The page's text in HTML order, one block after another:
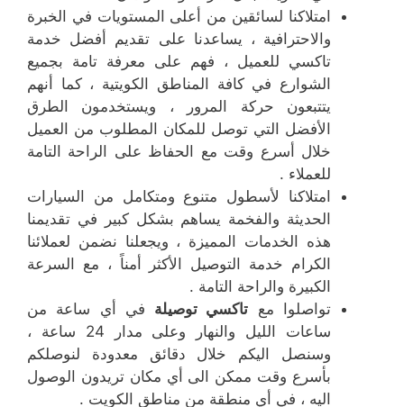
امتلاكنا لسائقين من أعلى المستويات في الخبرة
والاحترافية ، يساعدنا على تقديم أفضل خدمة
تاكسي للعميل ، فهم على معرفة تامة بجميع
الشوارع في كافة المناطق الكويتية ، كما أنهم
يتتبعون حركة المرور ، ويستخدمون الطرق
الأفضل التي توصل للمكان المطلوب من العميل
خلال أسرع وقت مع الحفاظ على الراحة التامة
للعملاء .
امتلاكنا لأسطول متنوع ومتكامل من السيارات
الحديثة والفخمة يساهم بشكل كبير في تقديمنا
هذه الخدمات المميزة ، ويجعلنا نضمن لعملائنا
الكرام خدمة التوصيل الأكثر أمناً ، مع السرعة
الكبيرة والراحة التامة .
تواصلوا مع تاكسي توصيلة في أي ساعة من
ساعات الليل والنهار وعلى مدار 24 ساعة ،
وسنصل اليكم خلال دقائق معدودة لنوصلكم
بأسرع وقت ممكن الى أي مكان تريدون الوصول
اليه ، في أي منطقة من مناطق الكويت .